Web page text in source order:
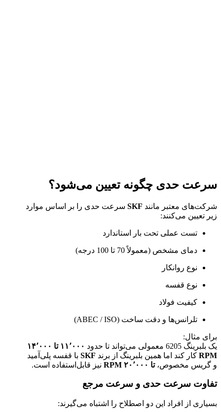
سرعت حدی چگونه تعیین می‌شود؟
شرکت‌های معتبر مانند SKF سرعت حدی را بر اساس موارد
زیر تعیین می‌کنند:
تست عملی تحت بار استاندارد
دمای مشخص (معمولاً 70 تا 100 درجه)
نوع روانکار
نوع قفسه
کیفیت فولاد
تلرانس‌ها و دقت ساخت (ABEC / ISO)
برای مثال:
یک بلبرینگ 6205 معمولی می‌تواند تا حدود
۱۱٬۰۰۰ تا ۱۴٬۰۰۰
RPM کار کند اما همین بلبرینگ از برند SKF با قفسه پلی‌آمید
و گریس مخصوص،تا ۲۰٬۰۰۰ RPM نیز قابل‌استفاده است.
تفاوت سرعت حدی و سرعت مرجع
بسیاری از افراد این دو اصطلاح را اشتباه می‌گیرند: